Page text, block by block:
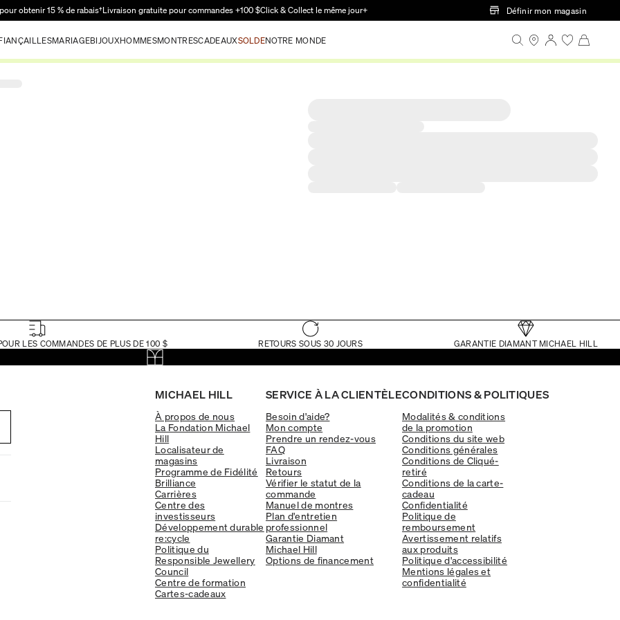
Passer au contenu principal
obtenir 15 % de rabais†Livraison gratuite pour commandes +100 $Click & Collect le même jour+ Définir mon magasin
MARIAGEBIJOUXHOMMESMONTRESCADEAUXSOLDENOTRE MONDE
LES COMMANDES DE PLUS DE 100 $ RETOURS SOUS 30 JOURS GARANTIE DIAMANT MICHAEL HILL
MICHAEL HILL
À propos de nous
La Fondation Michael
Hill
Localisateur de
magasins
Programme de Fidélité
Brilliance
Carrières
Centre des
investisseurs
Développement durable
re:cycle
Politique du
Responsible Jewellery
Council
Centre de formation
Cartes-cadeaux
SERVICE À LA CLIENTÈLE
Besoin d'aide?
Mon compte
Prendre un rendez-vous
FAQ
Livraison
Retours
Vérifier le statut de la
commande
Manuel de montres
Plan d'entretien
professionnel
Garantie Diamant
Michael Hill
Options de financement
CONDITIONS & POLITIQUES
Modalités & conditions
de la promotion
Conditions du site web
Conditions générales
Conditions de Cliqué-
retiré
Conditions de la carte-
cadeau
Confidentialité
Politique de
remboursement
Avertissement relatifs
aux produits
Politique d'accessibilité
Mentions légales et
confidentialité